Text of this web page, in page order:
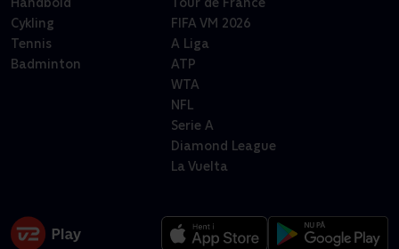
Håndbold
Cykling
Tennis
Badminton
Tour de France
FIFA VM 2026
A Liga
ATP
WTA
NFL
Serie A
Diamond League
La Vuelta